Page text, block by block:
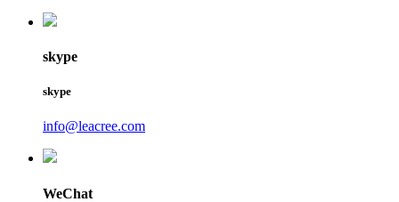
skype
skype
info@leacree.com
WeChat